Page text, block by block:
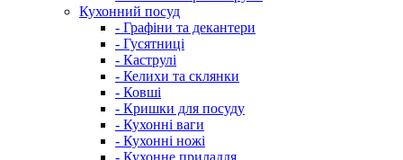
Кухонний посуд
- Графіни та декантери
- Гусятниці
- Каструлі
- Келихи та склянки
- Ковші
- Кришки для посуду
- Кухонні ваги
- Кухонні ножі
- Кухонне приладдя